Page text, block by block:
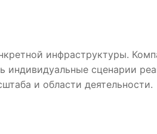
инфраструктуры.
индивидуальные сценарии
и области деятельности.